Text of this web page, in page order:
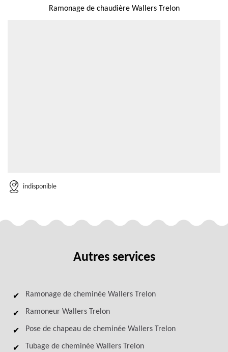
Ramonage de chaudière Wallers Trelon
indisponible
Autres services
Ramonage de cheminée Wallers Trelon
Ramoneur Wallers Trelon
Pose de chapeau de cheminée Wallers Trelon
Tubage de cheminée Wallers Trelon